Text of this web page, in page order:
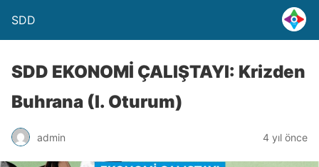
SDD
SDD EKONOMİ ÇALIŞTAYI: Krizden
Buhrana (I. Oturum)
admin 4 yıl önce